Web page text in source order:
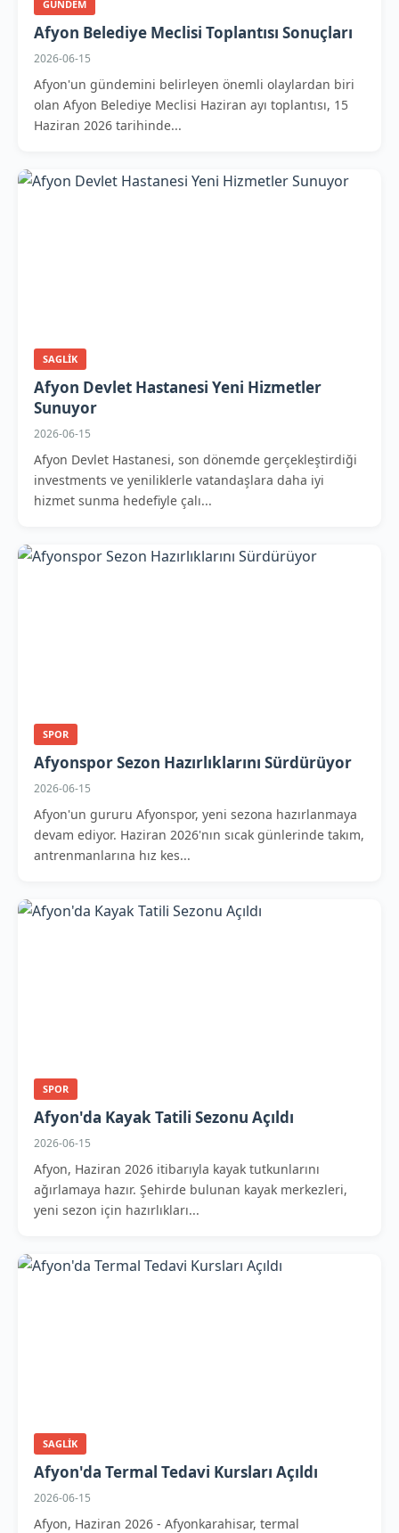
GUNDEM
Afyon Belediye Meclisi Toplantısı Sonuçları
2026-06-15
Afyon'un gündemini belirleyen önemli olaylardan biri
olan Afyon Belediye Meclisi Haziran ayı toplantısı, 15
Haziran 2026 tarihinde...
SAGLIK
Afyon Devlet Hastanesi Yeni Hizmetler
Sunuyor
2026-06-15
Afyon Devlet Hastanesi, son dönemde gerçekleştirdiği
investments ve yeniliklerle vatandaşlara daha iyi
hizmet sunma hedefiyle çalı...
SPOR
Afyonspor Sezon Hazırlıklarını Sürdürüyor
2026-06-15
Afyon'un gururu Afyonspor, yeni sezona hazırlanmaya
devam ediyor. Haziran 2026'nın sıcak günlerinde takım,
antrenmanlarına hız kes...
SPOR
Afyon'da Kayak Tatili Sezonu Açıldı
2026-06-15
Afyon, Haziran 2026 itibarıyla kayak tutkunlarını
ağırlamaya hazır. Şehirde bulunan kayak merkezleri,
yeni sezon için hazırlıkları...
SAGLIK
Afyon'da Termal Tedavi Kursları Açıldı
2026-06-15
Afyon, Haziran 2026 - Afyonkarahisar, termal